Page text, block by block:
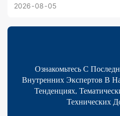
систем бесперебойного питания,
эффективные нагрузочные
эксплуатационных расходов,
тестирования и увеличение
2026 08 05
Ознакомьтесь С
Внутренних Экспертов В
Тенденциях,
Технических